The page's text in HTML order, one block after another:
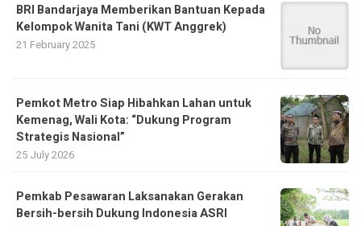
BRI Bandarjaya Memberikan Bantuan Kepada
Kelompok Wanita Tani (KWT Anggrek)
21 February 2025
Pemkot Metro Siap Hibahkan Lahan untuk
Kemenag, Wali Kota: “Dukung Program
Strategis Nasional”
25 July 2026
Pemkab Pesawaran Laksanakan Gerakan
Bersih-bersih Dukung Indonesia ASRI